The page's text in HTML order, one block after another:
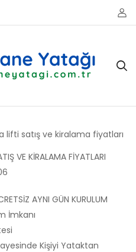
lifti satış ve kiralama fiyatları
VE KİRALAMA FİYATLARI
AYNI GÜN KURULUM
İmkanı
Kişiyi Yataktan